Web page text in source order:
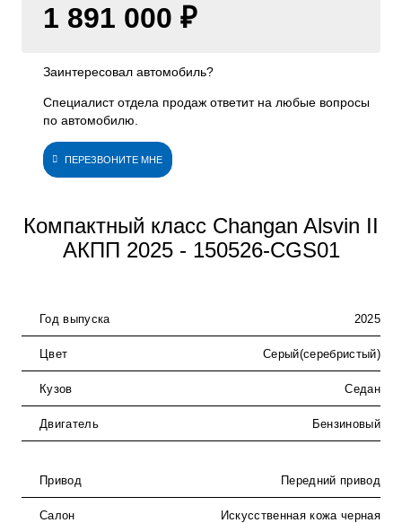
1 891 000 ₽
Заинтересовал автомобиль?
Специалист отдела продаж ответит на любые вопросы
по автомобилю.
ПЕРЕЗВОНИТЕ МНЕ
Компактный класс Changan Alsvin II
АКПП 2025 - 150526-CGS01
Год выпуска 2025
Цвет Серый(серебристый)
Кузов Седан
Двигатель Бензиновый
Привод Передний привод
Салон Искусственная кожа черная